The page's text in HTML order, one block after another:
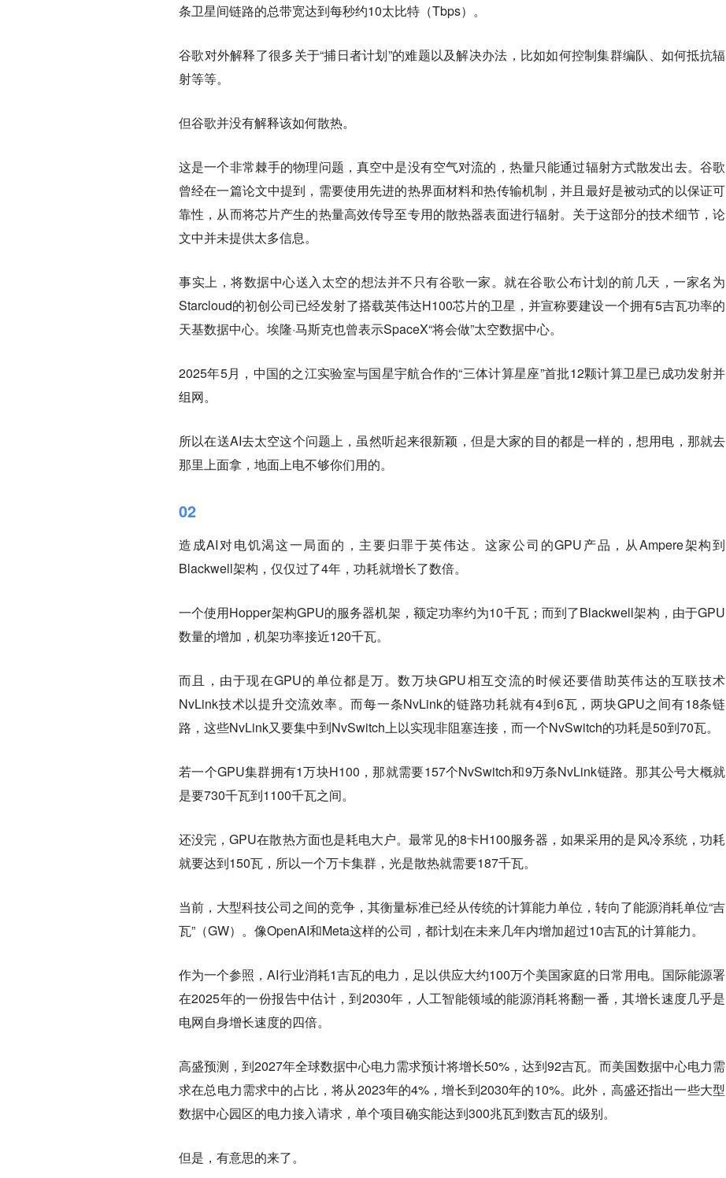
条卫星间链路的总带宽达到每秒约10太比特（Tbps）。
谷歌对外解释了很多关于“捕日者计划”的难题以及解决办法，比如如何控制集群编队、如何抵抗辐
射等等。
但谷歌并没有解释该如何散热。
这是一个非常棘手的物理问题，真空中是没有空气对流的，热量只能通过辐射方式散发出去。谷歌
曾经在一篇论文中提到，需要使用先进的热界面材料和热传输机制，并且最好是被动式的以保证可
靠性，从而将芯片产生的热量高效传导至专用的散热器表面进行辐射。关于这部分的技术细节，论
文中并未提供太多信息。
事实上，将数据中心送入太空的想法并不只有谷歌一家。就在谷歌公布计划的前几天，一家名为
Starcloud的初创公司已经发射了搭载英伟达H100芯片的卫星，并宣称要建设一个拥有5吉瓦功率的
天基数据中心。埃隆·马斯克也曾表示SpaceX“将会做”太空数据中心。
2025年5月，中国的之江实验室与国星宇航合作的“三体计算星座”首批12颗计算卫星已成功发射并
组网。
所以在送AI去太空这个问题上，虽然听起来很新颖，但是大家的目的都是一样的，想用电，那就去
那里上面拿，地面上电不够你们用的。
02
造成AI对电饥渴这一局面的，主要归罪于英伟达。这家公司的GPU产品，从Ampere架构到
Blackwell架构，仅仅过了4年，功耗就增长了数倍。
一个使用Hopper架构GPU的服务器机架，额定功率约为10千瓦；而到了Blackwell架构，由于GPU
数量的增加，机架功率接近120千瓦。
而且，由于现在GPU的单位都是万。数万块GPU相互交流的时候还要借助英伟达的互联技术
NvLink技术以提升交流效率。而每一条NvLink的链路功耗就有4到6瓦，两块GPU之间有18条链
路，这些NvLink又要集中到NvSwitch上以实现非阻塞连接，而一个NvSwitch的功耗是50到70瓦。
若一个GPU集群拥有1万块H100，那就需要157个NvSwitch和9万条NvLink链路。那其公号大概就
是要730千瓦到1100千瓦之间。
还没完，GPU在散热方面也是耗电大户。最常见的8卡H100服务器，如果采用的是风冷系统，功耗
就要达到150瓦，所以一个万卡集群，光是散热就需要187千瓦。
当前，大型科技公司之间的竞争，其衡量标准已经从传统的计算能力单位，转向了能源消耗单位“吉
瓦”（GW）。像OpenAI和Meta这样的公司，都计划在未来几年内增加超过10吉瓦的计算能力。
作为一个参照，AI行业消耗1吉瓦的电力，足以供应大约100万个美国家庭的日常用电。国际能源署
在2025年的一份报告中估计，到2030年，人工智能领域的能源消耗将翻一番，其增长速度几乎是
电网自身增长速度的四倍。
高盛预测，到2027年全球数据中心电力需求预计将增长50%，达到92吉瓦。而美国数据中心电力需
求在总电力需求中的占比，将从2023年的4%，增长到2030年的10%。此外，高盛还指出一些大型
数据中心园区的电力接入请求，单个项目确实能达到300兆瓦到数吉瓦的级别。
但是，有意思的来了。